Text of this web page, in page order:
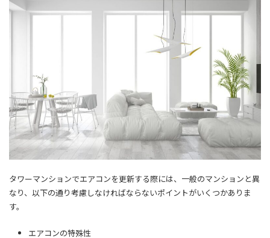
タワーマンションでエアコンを更新する際には、一般のマンションと異
なり、以下の通り考慮しなければならないポイントがいくつかありま
す。
エアコンの特殊性